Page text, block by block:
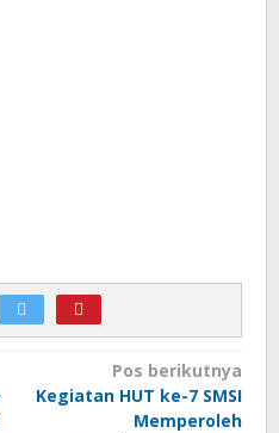
Pos berikutnya
Kegiatan HUT ke-7 SMSI
Memperoleh